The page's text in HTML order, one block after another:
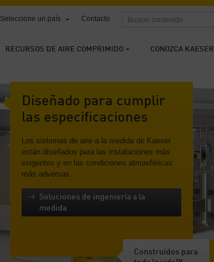
RECURSOS DE AIRE COMPRIMIDO CONOZCA KAESER
Seleccione un país Contacto
Diseñado para cumplir
las especificaciones
Los sistemas de aire a la medida de Kaeser
están diseñados para las instalaciones más
exigentes y en las condiciones atmosféricas
más adversas.
Soluciones de ingeniería a la
medida
Construidos para